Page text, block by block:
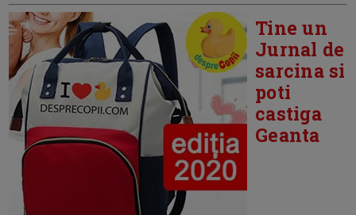
Tine un
Jurnal de
sarcina si
poti
castiga
Geanta